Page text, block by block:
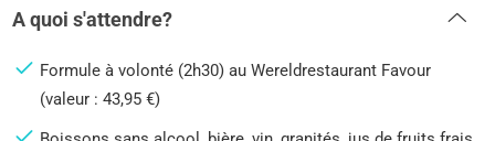
A quoi s'attendre?
Formule à volonté (2h30) au Wereldrestaurant Favour
(valeur : 43,95 €)